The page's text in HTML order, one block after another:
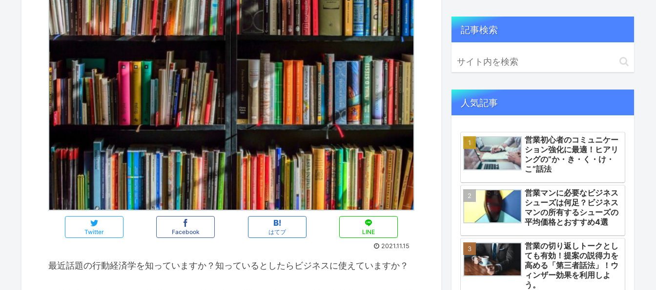
Twitter Facebook はてブ
LINE
2021.11.15
最近話題の行動経済学を知っていますか？知っているとしたらビジネスに使えていますか？
記事検索
人気記事
営業初心者のコミュニケー
ション強化に最適！ヒアリ
ングの”か・き・く・け・
こ”話法
営業マンに必要なビジネス
シューズは何足？ビジネス
マンの所有するシューズの
平均価格とおすすめ4選
営業の切り返しトークとし
ても有効！提案の説得力を
高める「第三者話法」！ウ
ィンザー効果を利用しよ
う。